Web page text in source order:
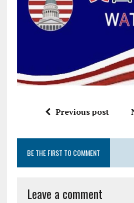
Previous post
BE THE FIRST TO COMMENT
Leave a comment